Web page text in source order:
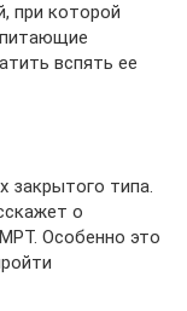
при которой
вспять ее
закрытого типа.
о
Особенно это